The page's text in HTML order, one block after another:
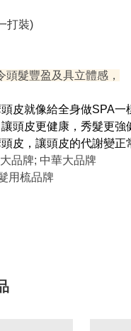
打裝)
頭髮豐盈及具立體感，
皮就像給全身做SPA
頭皮更健康，秀髮更強
皮，讓頭皮的代謝變
品牌; 中華大品牌
用梳品牌